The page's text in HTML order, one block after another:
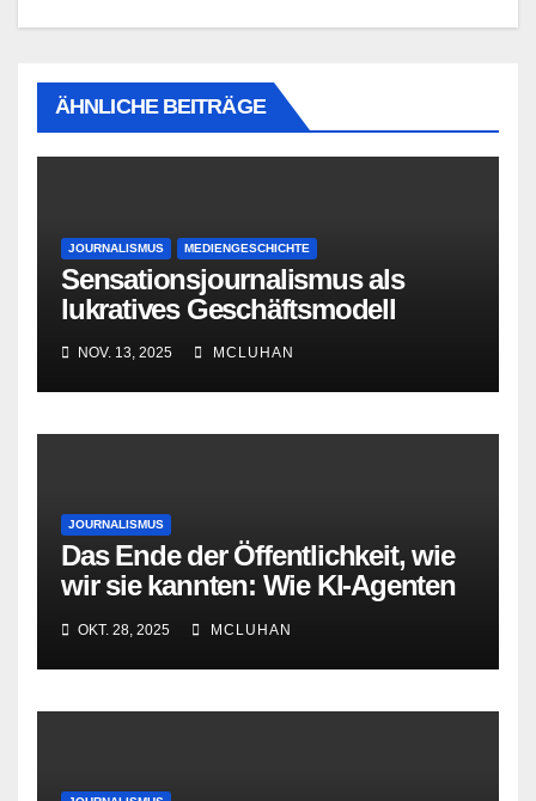
ÄHNLICHE BEITRÄGE
JOURNALISMUS MEDIENGESCHICHTE
Sensationsjournalismus als
lukratives Geschäftsmodell
NOV. 13, 2025 MCLUHAN
JOURNALISMUS
Das Ende der Öffentlichkeit, wie
wir sie kannten: Wie KI-Agenten
ins Caféhaus drängen
OKT. 28, 2025 MCLUHAN